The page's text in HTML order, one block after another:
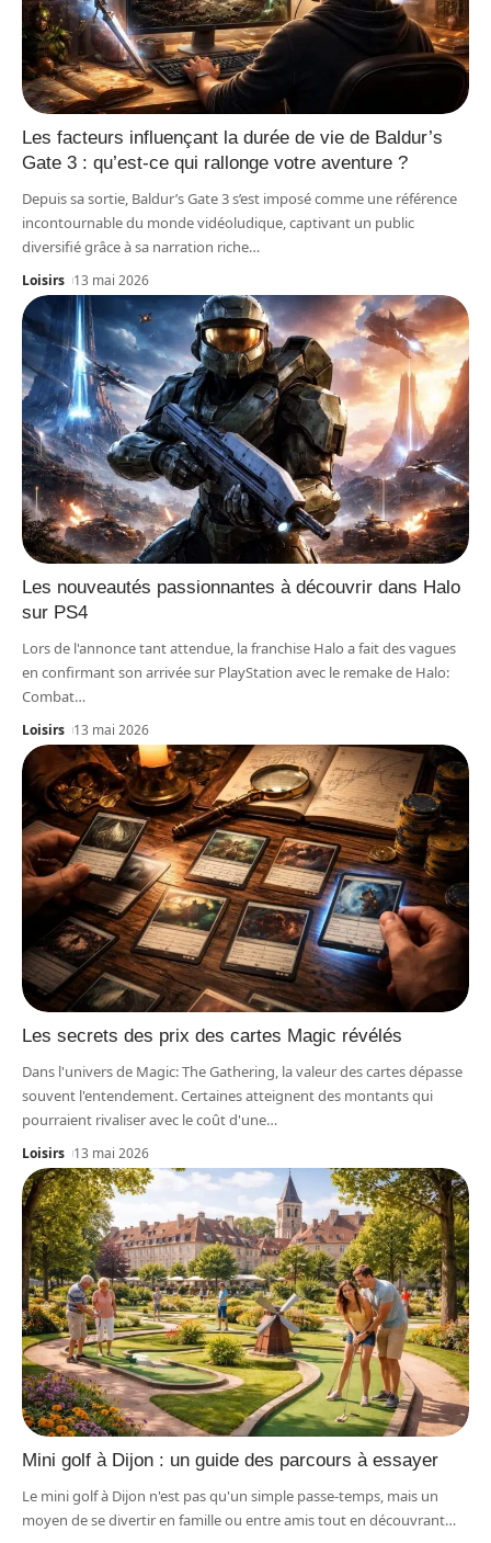
Les facteurs influençant la durée de vie de Baldur’s
Gate 3 : qu’est-ce qui rallonge votre aventure ?
Depuis sa sortie, Baldur’s Gate 3 s’est imposé comme une référence
incontournable du monde vidéoludique, captivant un public
diversifié grâce à sa narration riche…
Loisirs 13 mai 2026
Les nouveautés passionnantes à découvrir dans Halo
sur PS4
Lors de l'annonce tant attendue, la franchise Halo a fait des vagues
en confirmant son arrivée sur PlayStation avec le remake de Halo:
Combat…
Loisirs 13 mai 2026
Les secrets des prix des cartes Magic révélés
Dans l'univers de Magic: The Gathering, la valeur des cartes dépasse
souvent l'entendement. Certaines atteignent des montants qui
pourraient rivaliser avec le coût d'une…
Loisirs 13 mai 2026
Mini golf à Dijon : un guide des parcours à essayer
Le mini golf à Dijon n'est pas qu'un simple passe-temps, mais un
moyen de se divertir en famille ou entre amis tout en découvrant…